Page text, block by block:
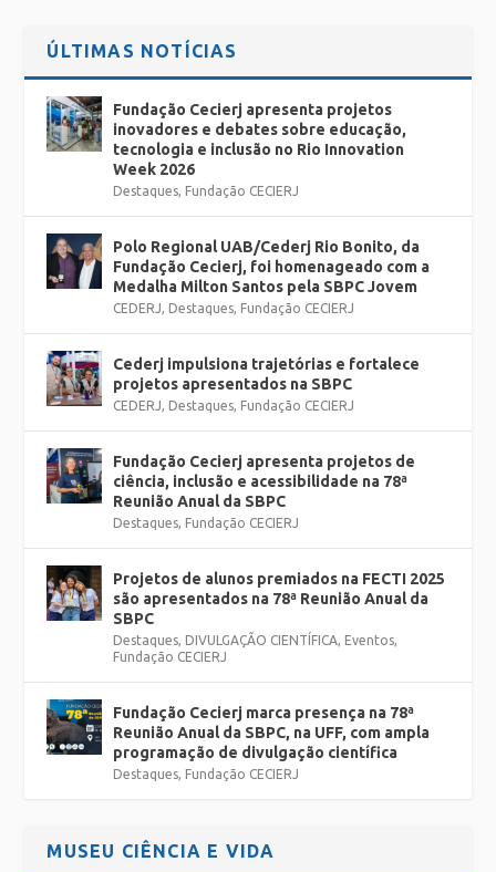
ÚLTIMAS NOTÍCIAS
Fundação Cecierj apresenta projetos
inovadores e debates sobre educação,
tecnologia e inclusão no Rio Innovation
Week 2026
Destaques, Fundação CECIERJ
Polo Regional UAB/Cederj Rio Bonito, da
Fundação Cecierj, foi homenageado com a
Medalha Milton Santos pela SBPC Jovem
CEDERJ, Destaques, Fundação CECIERJ
Cederj impulsiona trajetórias e fortalece
projetos apresentados na SBPC
CEDERJ, Destaques, Fundação CECIERJ
Fundação Cecierj apresenta projetos de
ciência, inclusão e acessibilidade na 78ª
Reunião Anual da SBPC
Destaques, Fundação CECIERJ
Projetos de alunos premiados na FECTI 2025
são apresentados na 78ª Reunião Anual da
SBPC
Destaques, DIVULGAÇÃO CIENTÍFICA, Eventos,
Fundação CECIERJ
Fundação Cecierj marca presença na 78ª
Reunião Anual da SBPC, na UFF, com ampla
programação de divulgação científica
Destaques, Fundação CECIERJ
MUSEU CIÊNCIA E VIDA